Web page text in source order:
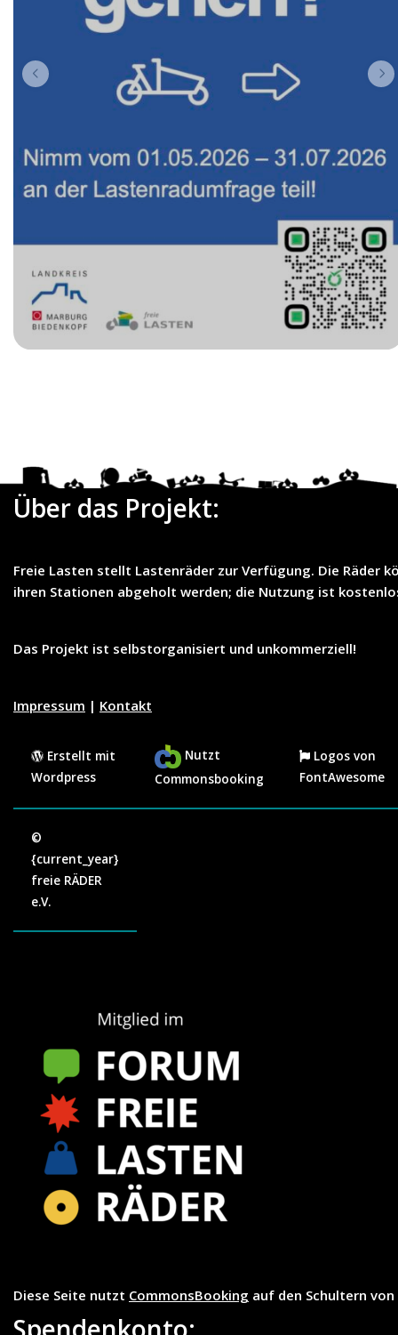
Über das Projekt:
Freie Lasten stellt Lastenräder zur Verfügung. Die Räder
ihren Stationen abgeholt werden; die Nutzung ist
Das Projekt ist selbstorganisiert und unkommerziell!
Impressum | Kontakt
Erstellt mit
Wordpress
Nutzt
Commonsbooking
Logos von
FontAwesome
©
{current_year}
freie RÄDER
e.V.
Diese Seite nutzt CommonsBooking auf den Schultern von